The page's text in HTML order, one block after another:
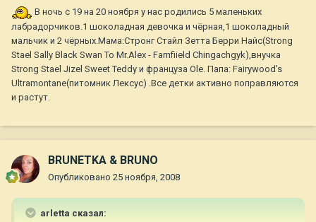
В ночь с 19 на 20 ноября у нас родились 5 маленьких
лабрадорчиков.1 шоколадная девочка и чёрная,1 шоколадный
мальчик и 2 чёрных.Мама:Стронг Стайл Зетта Берри Найс(Strong
Stael Sally Black Swan To Mr.Alex - Farnfiield Chingachgyk),внучка
Strong Stael Jizel Sweet Teddy и француза Ole. Папа: Fairywood's
Ultramontane(питомник Лексус) .Все детки активно поправляются
и растут.
BRUNETKA & BRUNO
Опубликовано 25 ноября, 2008
arletta сказал: